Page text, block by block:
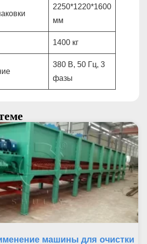
2250*1220*1600
мм
1400 кг
380 В, 50 Гц, 3
фазы
машины для очистки